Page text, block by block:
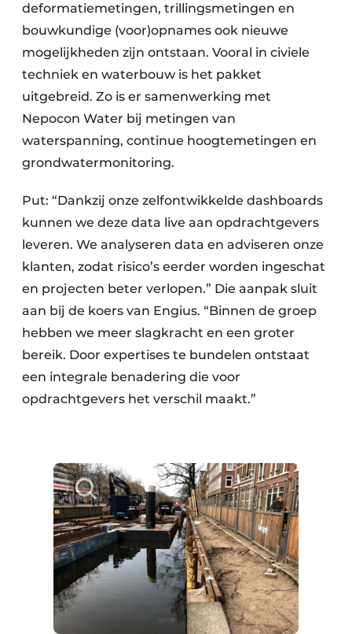
deformatiemetingen, trillingsmetingen en
bouwkundige (voor)opnames ook nieuwe
mogelijkheden zijn ontstaan. Vooral in civiele
techniek en waterbouw is het pakket
uitgebreid. Zo is er samenwerking met
Nepocon Water bij metingen van
waterspanning, continue hoogtemetingen en
grondwatermonitoring.
Put: “Dankzij onze zelfontwikkelde dashboards
kunnen we deze data live aan opdrachtgevers
leveren. We analyseren data en adviseren onze
klanten, zodat risico’s eerder worden ingeschat
en projecten beter verlopen.” Die aanpak sluit
aan bij de koers van Engius. “Binnen de groep
hebben we meer slagkracht en een groter
bereik. Door expertises te bundelen ontstaat
een integrale benadering die voor
opdrachtgevers het verschil maakt.”